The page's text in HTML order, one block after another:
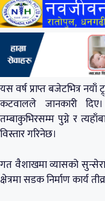
यस वर्ष प्राप्त बजेटभित्र
कटवालले जानकारी
तम्बाकुभिरसम्म पुग्ने र
विस्तार गरिनेछ।
गत वैशाखमा व्यासको
क्षेत्रमा सडक निर्माण कार्य